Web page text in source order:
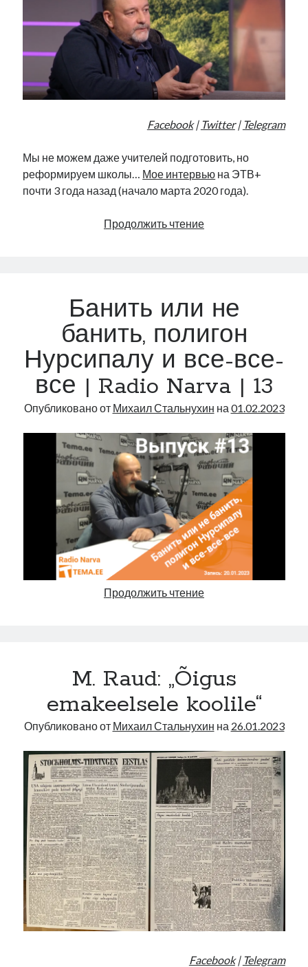
Facebook| Twitter| Telegram
Мы не можем даже учителей подготовить, но
реформируем школы… Мое интервью на ЭТВ+
почти 3 года назад (начало марта 2020 года).
Продолжить чтениеМарт
Банить или не
банить, полигон
Нурсипалу и все-все-
все | Radio Narva | 13
Опубликовано от Михаил Стальнухин на 01.02.2023
Продолжить чтениеБанить
Нурсипалу
и
все-
все-
Radio
Narva
|
13
M. Raud: „Õigus
emakeelsele koolile“
Опубликовано от Михаил Стальнухин на 26.01.2023
Facebook| Telegram